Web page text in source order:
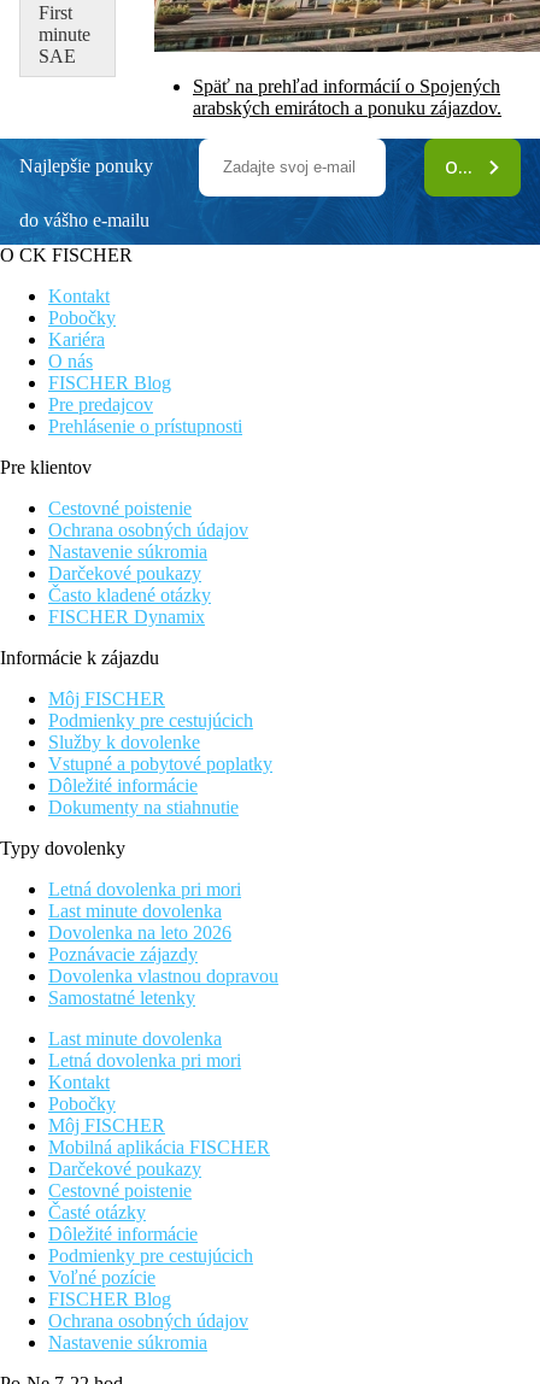
First
minute
SAE
Späť na prehľad informácií o Spojených
arabských emirátoch a ponuku zájazdov.
Najlepšie ponuky
do vášho e-mailu
ODOBERAŤ
O CK FISCHER
Kontakt
Pobočky
Kariéra
O nás
FISCHER Blog
Pre predajcov
Prehlásenie o prístupnosti
Pre klientov
Cestovné poistenie
Ochrana osobných údajov
Nastavenie súkromia
Darčekové poukazy
Často kladené otázky
FISCHER Dynamix
Informácie k zájazdu
Môj FISCHER
Podmienky pre cestujúcich
Služby k dovolenke
Vstupné a pobytové poplatky
Dôležité informácie
Dokumenty na stiahnutie
Typy dovolenky
Letná dovolenka pri mori
Last minute dovolenka
Dovolenka na leto 2026
Poznávacie zájazdy
Dovolenka vlastnou dopravou
Samostatné letenky
Last minute dovolenka
Letná dovolenka pri mori
Kontakt
Pobočky
Môj FISCHER
Mobilná aplikácia FISCHER
Darčekové poukazy
Cestovné poistenie
Časté otázky
Dôležité informácie
Podmienky pre cestujúcich
Voľné pozície
FISCHER Blog
Ochrana osobných údajov
Nastavenie súkromia